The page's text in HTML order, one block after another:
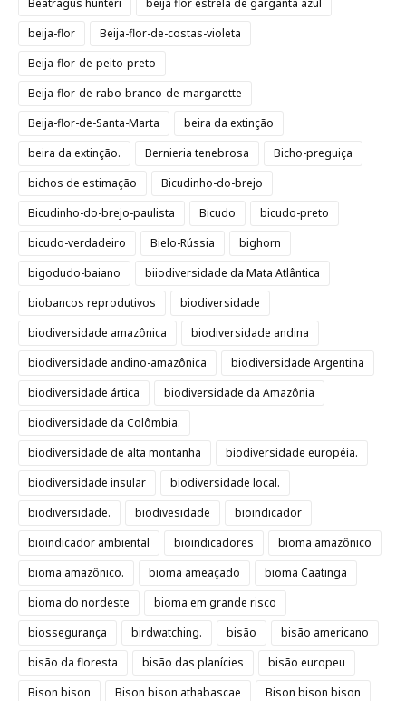
Beatragus hunteri
beija flor estrela de garganta azul
beija-flor
Beija-flor-de-costas-violeta
Beija-flor-de-peito-preto
Beija-flor-de-rabo-branco-de-margarette
Beija-flor-de-Santa-Marta
beira da extinção
beira da extinção.
Bernieria tenebrosa
Bicho-preguiça
bichos de estimação
Bicudinho-do-brejo
Bicudinho-do-brejo-paulista
Bicudo
bicudo-preto
bicudo-verdadeiro
Bielo-Rússia
bighorn
bigodudo-baiano
biiodiversidade da Mata Atlântica
biobancos reprodutivos
biodiversidade
biodiversidade amazônica
biodiversidade andina
biodiversidade andino-amazônica
biodiversidade Argentina
biodiversidade ártica
biodiversidade da Amazônia
biodiversidade da Colômbia.
biodiversidade de alta montanha
biodiversidade européia.
biodiversidade insular
biodiversidade local.
biodiversidade.
biodivesidade
bioindicador
bioindicador ambiental
bioindicadores
bioma amazônico
bioma amazônico.
bioma ameaçado
bioma Caatinga
bioma do nordeste
bioma em grande risco
biossegurança
birdwatching. bisão
bisão americano
bisão da floresta
bisão das planícies
bisão europeu
Bison bison
Bison bison athabascae
Bison bison bison